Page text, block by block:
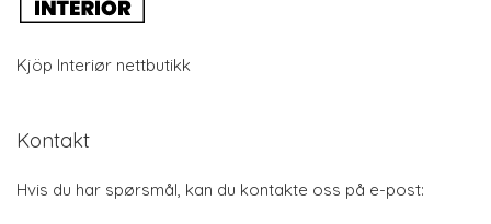
Kjöp Interiør nettbutikk
Kontakt
Hvis du har spørsmål, kan du kontakte oss på e-post: